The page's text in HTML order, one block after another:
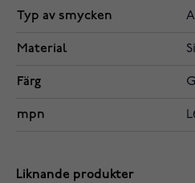
Typ av smycken
Material
Färg
mpn
Liknande produkter